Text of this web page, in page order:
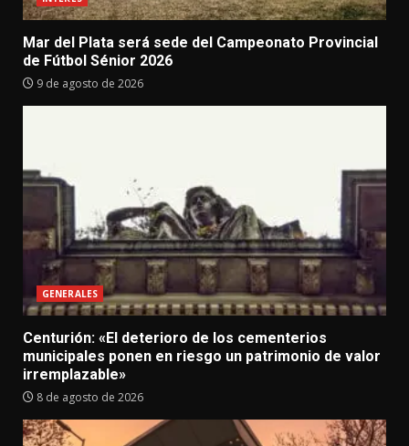
Mar del Plata será sede del Campeonato Provincial
de Fútbol Sénior 2026
9 de agosto de 2026
GENERALES
Centurión: «El deterioro de los cementerios
municipales ponen en riesgo un patrimonio de valor
irremplazable»
8 de agosto de 2026